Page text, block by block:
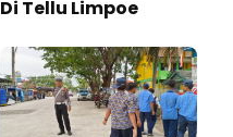
Di Tellu Limpoe